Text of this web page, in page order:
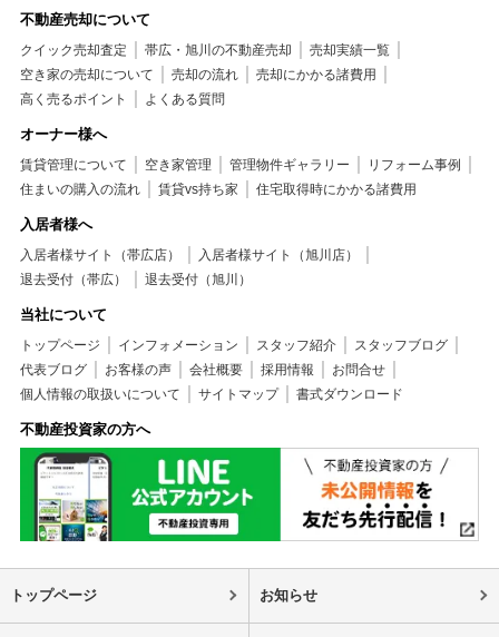
不動産売却について
クイック売却査定 帯広・旭川の不動産売却
売却実績一覧
空き家の売却について
売却の流れ
売却にかかる諸費用
高く売るポイント
よくある質問
オーナー様へ
賃貸管理について 空き家管理 管理物件ギャラリー
リフォーム事例
住まいの購入の流れ
賃貸vs持ち家 住宅取得時にかかる諸費用
入居者様へ
入居者様サイト（帯広店）
入居者様サイト（旭川店）
退去受付（帯広）
退去受付（旭川）
当社について
トップページ インフォメーション スタッフ紹介
スタッフブログ
代表ブログ
お客様の声 会社概要 採用情報
お問合せ
個人情報の取扱いについて
サイトマップ 書式ダウンロード
不動産投資家の方へ
トップページ お知らせ